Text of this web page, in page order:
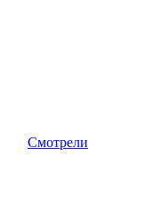
Смотрели